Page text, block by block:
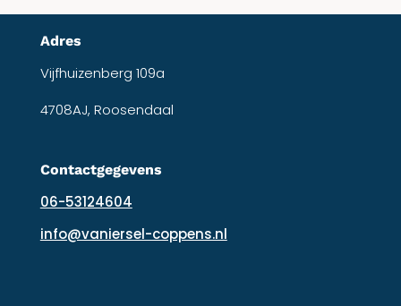
Adres
Vijfhuizenberg 109a
4708AJ, Roosendaal
Contactgegevens
06-53124604
info@vaniersel-coppens.nl